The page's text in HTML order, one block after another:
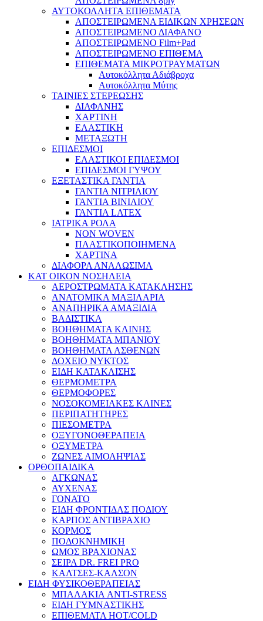
ΑΥΤΟΚΟΛΛΗΤΑ ΕΠΙΘΕΜΑΤΑ
ΑΠΟΣΤΕΙΡΩΜΕΝΑ ΕΙΔΙΚΩΝ ΧΡΗΣΕΩΝ
ΑΠΟΣΤΕΙΡΩΜΕΝΟ ΔΙΑΦΑΝΟ
ΑΠΟΣΤΕΙΡΩΜΕΝΟ Film+Pad
ΑΠΟΣΤΕΙΡΩΜΕΝΟ ΕΠΙΘΕΜΑ
ΕΠΙΘΕΜΑΤΑ ΜΙΚΡΟΤΡΑΥΜΑΤΩΝ
Αυτοκόλλητα Αδιάβροχα
Αυτοκόλλητα Μύτης
ΤΑΙΝΙΕΣ ΣΤΕΡΕΩΣΗΣ
ΔΙΑΦΑΝΗΣ
ΧΑΡΤΙΝΗ
ΕΛΑΣΤΙΚΗ
ΜΕΤΑΞΩΤΗ
ΕΠΙΔΕΣΜΟΙ
ΕΛΑΣΤΙΚΟΙ ΕΠΙΔΕΣΜΟΙ
ΕΠΙΔΕΣΜΟΙ ΓΥΨΟΥ
ΕΞΕΤΑΣΤΙΚΑ ΓΑΝΤΙΑ
ΓΑΝΤΙΑ ΝΙΤΡΙΛΙΟΥ
ΓΑΝΤΙΑ ΒΙΝΙΛΙΟΥ
ΓΑΝΤΙΑ LATEX
ΙΑΤΡΙΚΑ ΡΟΛΑ
NON WOVEN
ΠΛΑΣΤΙΚΟΠΟΙΗΜΕΝΑ
ΧΑΡΤΙΝΑ
ΔΙΑΦΟΡΑ ΑΝΑΛΩΣΙΜΑ
ΚΑΤ ΟΙΚΟΝ ΝΟΣΗΛΕΙΑ
ΑΕΡΟΣΤΡΩΜΑΤΑ ΚΑΤΑΚΛΗΣΗΣ
ΑΝΑΤΟΜΙΚΑ ΜΑΞΙΛΑΡΙΑ
ΑΝΑΠΗΡΙΚΑ ΑΜΑΞΙΔΙΑ
ΒΑΔΙΣΤΙΚΑ
ΒΟΗΘΗΜΑΤΑ ΚΛΙΝΗΣ
ΒΟΗΘΗΜΑΤΑ ΜΠΑΝΙΟΥ
ΒΟΗΘΗΜΑΤΑ ΑΣΘΕΝΩΝ
ΔΟΧΕΙΟ ΝΥΚΤΟΣ
ΕΙΔΗ ΚΑΤΑΚΛΙΣΗΣ
ΘΕΡΜΟΜΕΤΡΑ
ΘΕΡΜΟΦΟΡΕΣ
ΝΟΣΟΚΟΜΕΙΑΚΕΣ ΚΛΙΝΕΣ
ΠΕΡΙΠΑΤΗΤΗΡΕΣ
ΠΙΕΣΟΜΕΤΡΑ
ΟΞΥΓΟΝΟΘΕΡΑΠΕΙΑ
ΟΞΥΜΕΤΡΑ
ΖΩΝΕΣ ΑΙΜΟΛΗΨΙΑΣ
ΟΡΘΟΠΑΙΔΙΚΑ
ΑΓΚΩΝΑΣ
ΑΥΧΕΝΑΣ
ΓΟΝΑΤΟ
ΕΙΔΗ ΦΡΟΝΤΙΔΑΣ ΠΟΔΙΟΥ
ΚΑΡΠΟΣ ΑΝΤΙΒΡΑΧΙΟ
ΚΟΡΜΟΣ
ΠΟΔΟΚΝΗΜΙΚΗ
ΩΜΟΣ ΒΡΑΧΙΟΝΑΣ
ΣΕΙΡΑ DR. FREI PRO
ΚΑΛΤΣΕΣ-ΚΑΛΣΟΝ
ΕΙΔΗ ΦΥΣΙΚΟΘΕΡΑΠΕΙΑΣ
ΜΠΑΛΑΚΙΑ ANTI-STRESS
ΕΙΔΗ ΓΥΜΝΑΣΤΙΚΗΣ
ΕΠΙΘΕΜΑΤΑ HOT/COLD